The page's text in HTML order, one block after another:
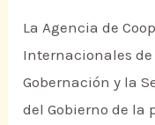
La Agencia de
Internacionales de
Gobernación y la
del Gobierno de la